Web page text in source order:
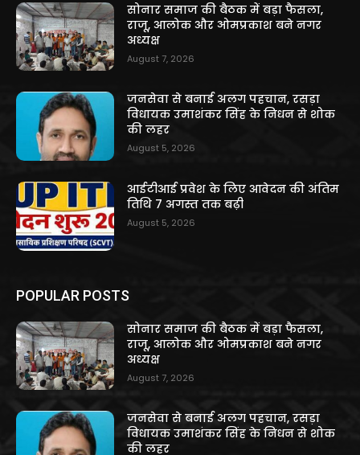
सोनार समाज की बैठक में बड़ा फैसला,
राजू, आलोक और ओमप्रकाश बने नगर
अध्यक्ष
August 7, 2026
जनसेवा से बनाई अलग पहचान, रसड़ा
विधायक उमाशंकर सिंह के निधन से शोक
की लहर
August 5, 2026
आईटीआई प्रवेश के लिए आवेदन की अंतिम
तिथि 7 अगस्त तक बढ़ी
August 5, 2026
POPULAR POSTS
सोनार समाज की बैठक में बड़ा फैसला,
राजू, आलोक और ओमप्रकाश बने नगर
अध्यक्ष
August 7, 2026
जनसेवा से बनाई अलग पहचान, रसड़ा
विधायक उमाशंकर सिंह के निधन से शोक
की लहर